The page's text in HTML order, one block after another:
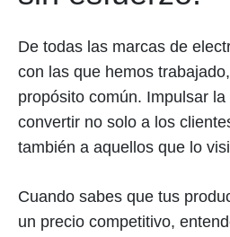
De todas las marcas de
con las que hemos
propósito común. Impulsar
convertir no solo a los
también a aquellos que lo
Cuando sabes que tus
un precio competitivo,